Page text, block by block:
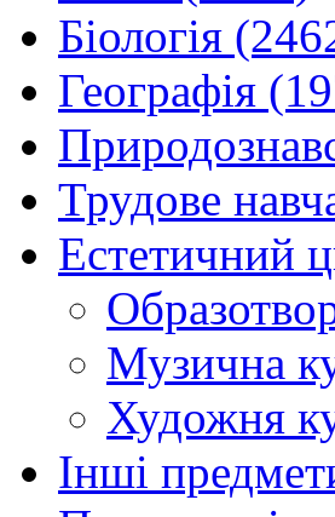
Біологія
Географія
Трудове
Естетичний
Музична
Художня
Інші